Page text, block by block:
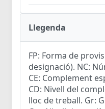
Llegenda
FP: Forma de
designació). NC:
CE: Complement
CD: Nivell del
lloc de treball. Gr: